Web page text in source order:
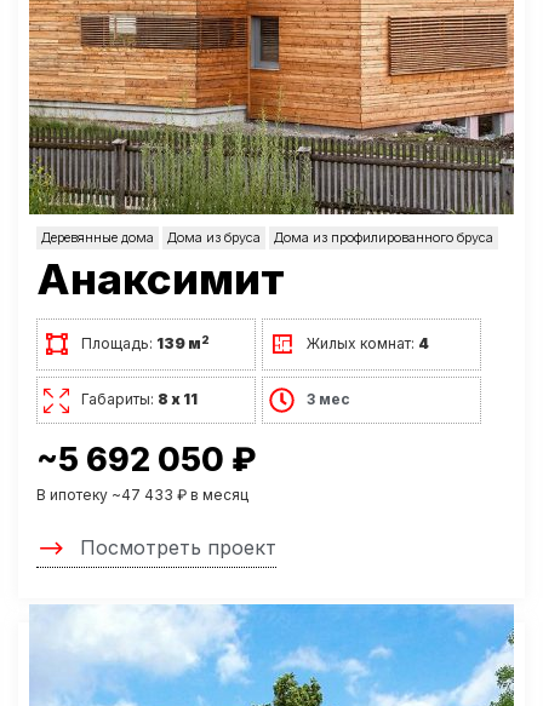
Деревянные дома Дома из бруса Дома из профилированного бруса
Анаксимит
Площадь: 139 м2 Жилых комнат: 4
Габариты: 8 х 11 3 мес
~5 692 050 ₽
В ипотеку ~47 433 ₽ в месяц
Посмотреть проект